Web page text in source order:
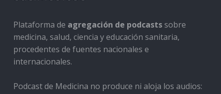
Plataforma de agregación de podcastssobre
medicina, salud, ciencia y educación sanitaria,
procedentes de fuentes nacionales e
internacionales.
Podcast de Medicina no produce ni aloja los audios: